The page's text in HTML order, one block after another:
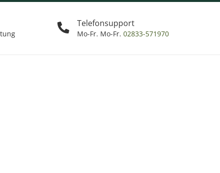
Telefonsupport
Mo-Fr. Mo-Fr. 02833-571970